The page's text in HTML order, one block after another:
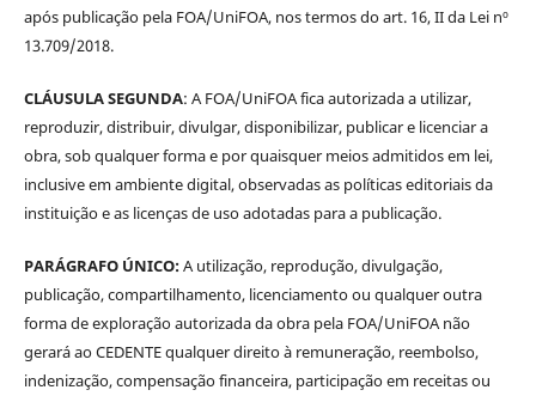
após publicação pela FOA/UniFOA, nos termos do art. 16, II da Lei nº
13.709/2018.
CLÁUSULA SEGUNDA: A FOA/UniFOA fica autorizada a utilizar,
reproduzir, distribuir, divulgar, disponibilizar, publicar e licenciar a
obra, sob qualquer forma e por quaisquer meios admitidos em lei,
inclusive em ambiente digital, observadas as políticas editoriais da
instituição e as licenças de uso adotadas para a publicação.
PARÁGRAFO ÚNICO:A utilização, reprodução, divulgação,
publicação, compartilhamento, licenciamento ou qualquer outra
forma de exploração autorizada da obra pela FOA/UniFOA não
gerará ao CEDENTE qualquer direito à remuneração, reembolso,
indenização, compensação financeira, participação em receitas ou